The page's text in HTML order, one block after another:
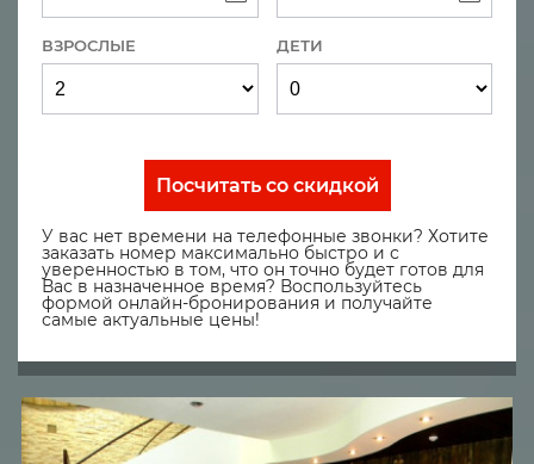
ВЗРОСЛЫЕ ДЕТИ
Посчитать со скидкой
У вас нет времени на телефонные звонки? Хотите
заказать номер максимально быстро и с
уверенностью в том, что он точно будет готов для
Вас в назначенное время? Воспользуйтесь
формой онлайн-бронирования и получайте
самые актуальные цены!